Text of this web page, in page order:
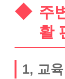
주
활
1, 교